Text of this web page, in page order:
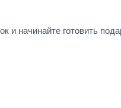
и начинайте готовить